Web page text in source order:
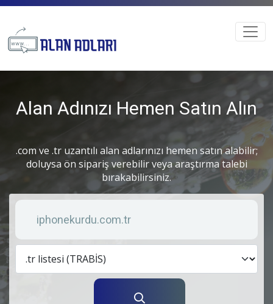
Alan Adınızı Hemen Satın Alın
.com ve .tr uzantılı alan adlarınızı hemen satın alabilir;
doluysa ön sipariş verebilir veya araştırma talebi
bırakabilirsiniz.
Anahtar kelime